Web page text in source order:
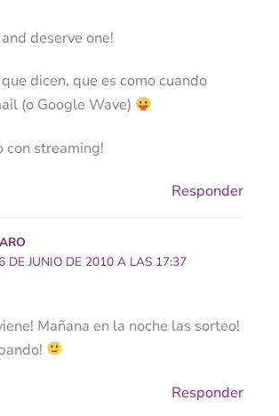
deserve one!
dicen, que es como cuando
(o Google Wave)
con streaming!
Responder
DE JUNIO DE 2010 A LAS 17:37
Mañana en la noche las sorteo!
Responder